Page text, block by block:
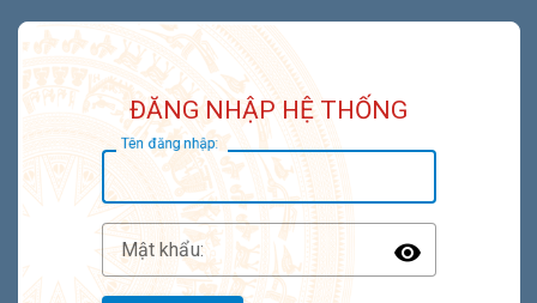
ĐĂNG NHẬP HỆ THỐNG
Tên đăng nhập:
Mật khẩu:
Toggle